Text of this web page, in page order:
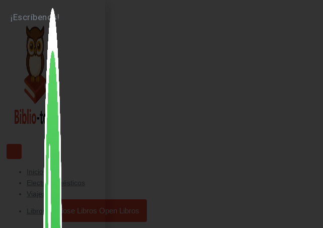
contenido
Inicio
Electrodomésticos
Viajes
Libros Close Libros Open Libros
¡Escríbenos!